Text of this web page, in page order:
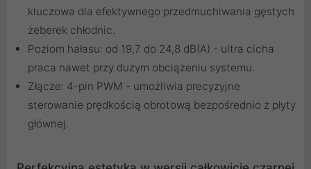
kluczowa dla efektywnego przedmuchiwania gęstych
żeberek chłodnic.
Poziom hałasu: od 19,7 do 24,8 dB(A) - ultra cicha
praca nawet przy dużym obciążeniu systemu.
Złącze: 4-pin PWM - umożliwia precyzyjne
sterowanie prędkością obrotową bezpośrednio z płyty
głównej.